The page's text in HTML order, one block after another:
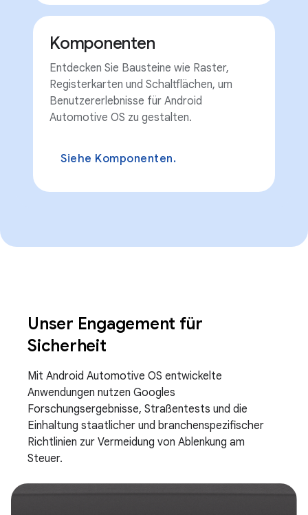
Komponenten
Entdecken Sie Bausteine ​​wie Raster,
Registerkarten und Schaltflächen, um
Benutzererlebnisse für Android
Automotive OS zu gestalten.
Siehe Komponenten.
Unser Engagement für
Sicherheit
Mit Android Automotive OS entwickelte
Anwendungen nutzen Googles
Forschungsergebnisse, Straßentests und die
Einhaltung staatlicher und branchenspezifischer
Richtlinien zur Vermeidung von Ablenkung am
Steuer.